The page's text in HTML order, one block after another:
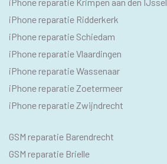
iPhone reparatie Ridderkerk
iPhone reparatie Schiedam
iPhone reparatie Vlaardingen
iPhone reparatie Wassenaar
iPhone reparatie Zoetermeer
iPhone reparatie Zwijndrecht
SEO
GSM
GSM reparatie Barendrecht
GSM reparatie Brielle